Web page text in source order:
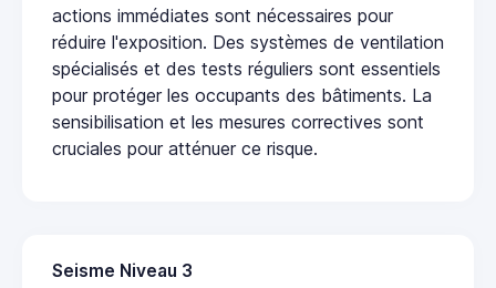
actions immédiates sont nécessaires pour
réduire l'exposition. Des systèmes de ventilation
spécialisés et des tests réguliers sont essentiels
pour protéger les occupants des bâtiments. La
sensibilisation et les mesures correctives sont
cruciales pour atténuer ce risque.
Seisme Niveau 3